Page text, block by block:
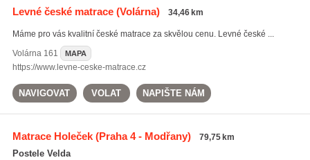
Levné české matrace(Volárna) 34,46 km
Máme pro vás kvalitní české matrace za skvělou cenu. Levné české ...
Volárna161 MAPA
https://www.levne-ceske-matrace.cz
NAVIGOVAT VOLAT NAPIŠTE NÁM
Matrace Holeček(Praha 4 - Modřany) 79,75 km
Postele Velda